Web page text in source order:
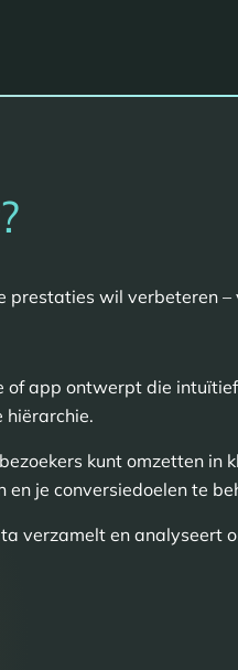
?
prestaties wil
of app ontwerpt die
hiërarchie.
kunt omzetten in
je conversiedoelen te
verzamelt en analyseert